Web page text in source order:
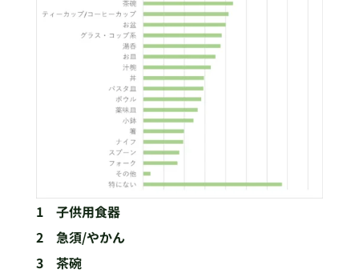
1 子供用食器
2 急須/やかん
3 茶碗